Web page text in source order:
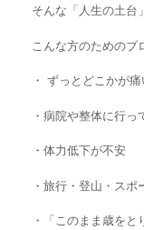
そんな「人生の土台
こんな方のためのブ
・ ずっとどこかが
・ 病院や整体に行っ
・ 体力低下が不安
・旅行・登山・ス
・「このまま歳を